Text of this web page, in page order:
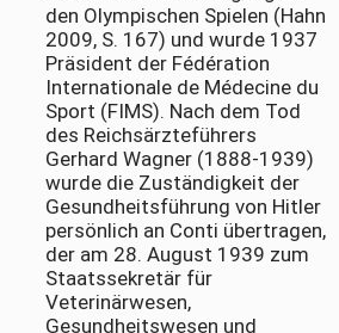
den Olympischen Spielen (Hahn
2009, S. 167) und wurde 1937
Präsident der Fédération
Internationale de Médecine du
Sport (FIMS). Nach dem Tod
des Reichsärzteführers
Gerhard Wagner (1888-1939)
wurde die Zuständigkeit der
Gesundheitsführung von Hitler
persönlich an Conti übertragen,
der am 28. August 1939 zum
Staatssekretär für
Veterinärwesen,
Gesundheitswesen und